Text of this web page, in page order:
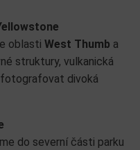
oblasti West Thumb a
struktury, vulkanická
divoká
do severní části parku